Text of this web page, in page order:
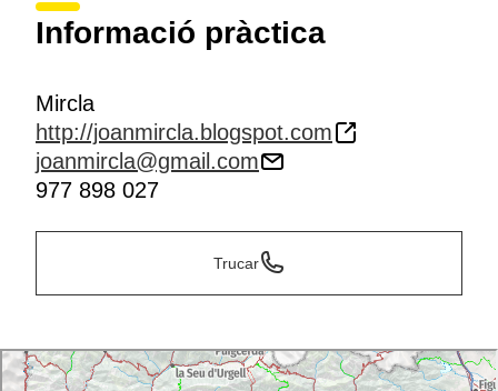
Informació pràctica
Mircla
http://joanmircla.blogspot.com
joanmircla@gmail.com
977 898 027
Trucar